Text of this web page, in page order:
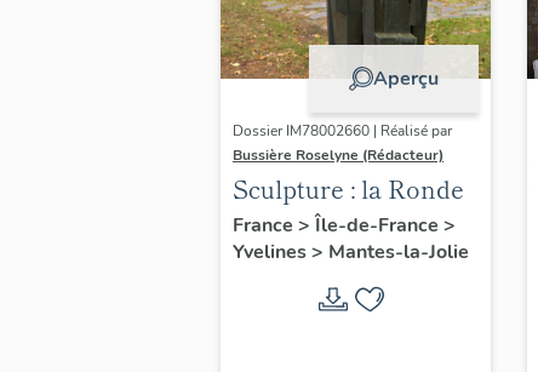
Aperçu
Dossier IM78002660 | Réalisé par
Bussière Roselyne (Rédacteur)
Sculpture : la Ronde
France > Île-de-France >
Yvelines> Mantes-la-Jolie